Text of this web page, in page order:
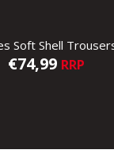
Soft Shell
€74,99 RRP